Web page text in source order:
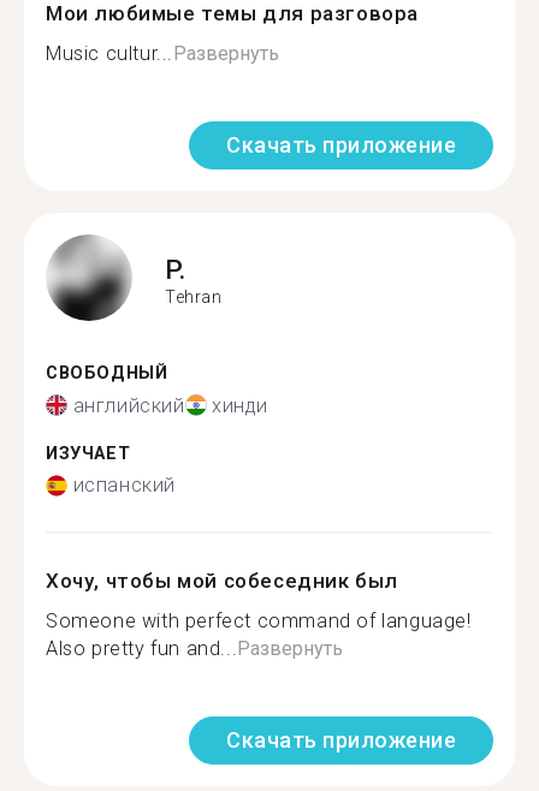
Мои любимые темы для разговора
Music cultur...Развернуть
Скачать приложение
P.
Tehran
СВОБОДНЫЙ
английский хинди
ИЗУЧАЕТ
испанский
Хочу, чтобы мой собеседник был
Someone with perfect command of language!
Also pretty fun and...Развернуть
Скачать приложение